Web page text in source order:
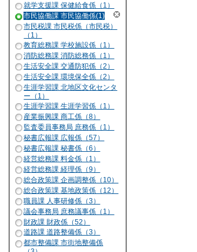
就学支援課 保健給食係（1）
市民協働課 市民協働係(1)
市民税課 市民税係（市民税）
（1）
教育総務課 学校施設係（1）
消防総務課 消防総務係（1）
生活安全課 交通防犯係（2）
生活安全課 環境保全係（2）
生涯学習課 北地区文化センタ
ー（1）
生涯学習課 生涯学習係（1）
産業振興課 商工係（8）
監査委員事務局 庶務係（1）
秘書広報課 広報係（57）
秘書広報課 秘書係（6）
経営総務課 料金係（1）
経営総務課 経理係（9）
総合政策課 企画調整係（10）
総合政策課 基地政策係（12）
職員課 人事研修係（3）
議会事務局 庶務議事係（1）
財政課 財政係（52）
道路課 道路整備係（3）
都市整備課 市街地整備係